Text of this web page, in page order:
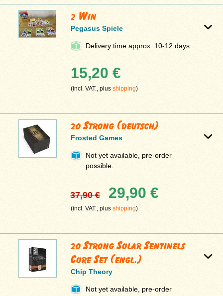
2 Win
Pegasus Spiele
Delivery time approx. 10-12 days.
15,20 €
(incl. VAT., plusshipping)
20 Strong (deutsch)
Frosted Games
Not yet available, pre-order
possible.
37,90 € 29,90 €
(incl. VAT., plusshipping)
20 Strong Solar Sentinels
Core Set (engl.)
Chip Theory
Not yet available, pre-order